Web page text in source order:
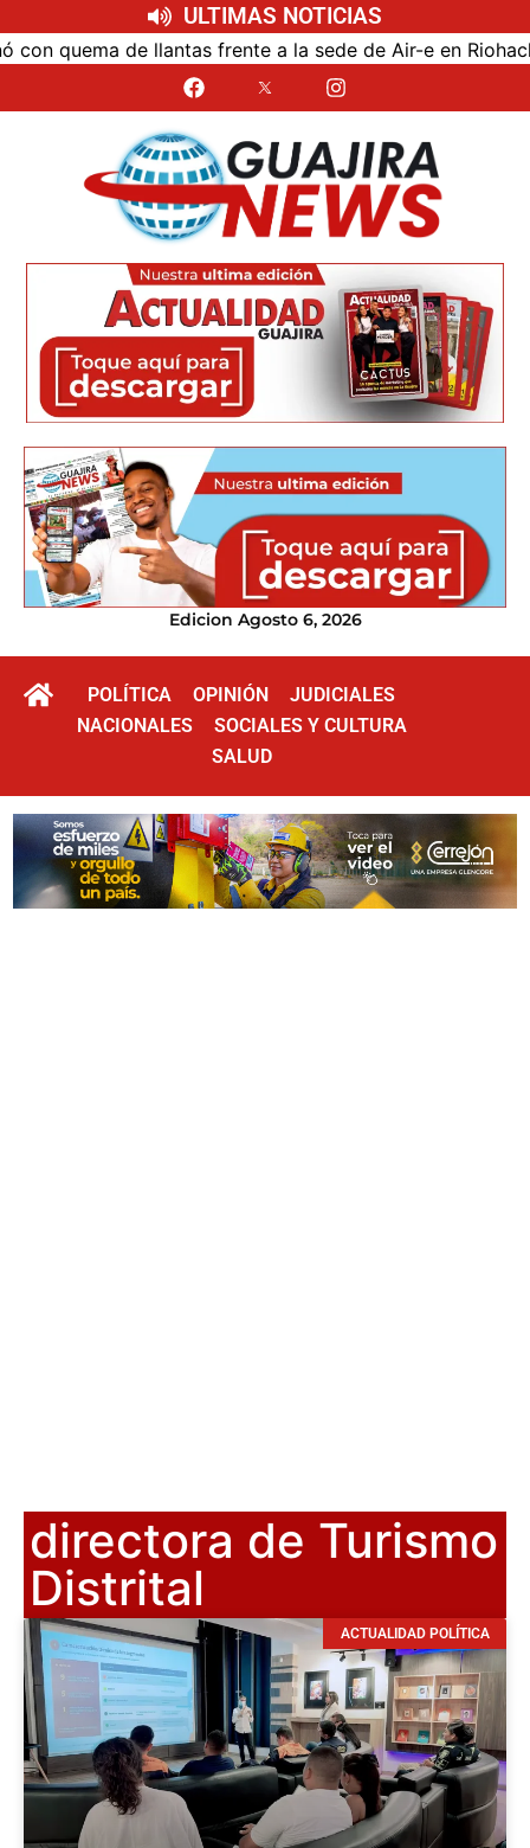
ULTIMAS NOTICIAS
de llantas frente a la sede de Air-e en Riohacha
Edicion Agosto 6, 2026
POLÍTICA OPINIÓN
JUDICIALES
NACIONALES
SOCIALES Y CULTURA
SALUD
directora de Turismo
Distrital
ACTUALIDAD POLÍTICA